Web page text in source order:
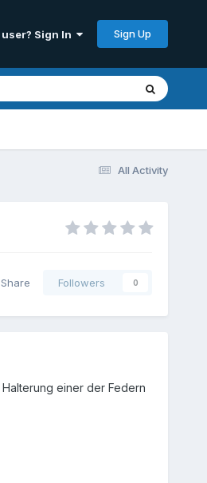
user? Sign In Sign Up
All Activity
Share Followers 0
einer der Federn